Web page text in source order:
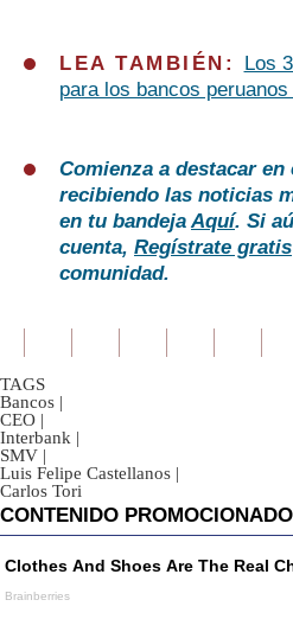
LEA TAMBIÉN:
Los
para los bancos
Comienza a destacar
recibiendo las noticias
en tu bandejaAquí. Si
cuenta, Regístrate gratis
comunidad.
TAGS
Bancos |
CEO |
Interbank |
SMV |
Luis Felipe Castellanos |
Carlos Tori